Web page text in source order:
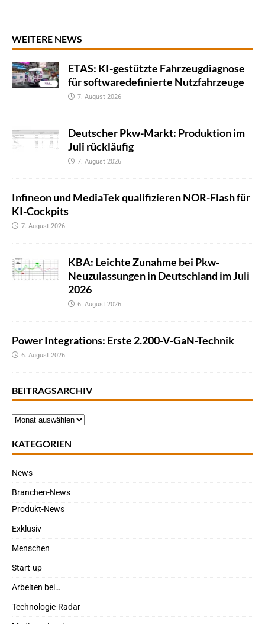
WEITERE NEWS
ETAS: KI-gestützte Fahrzeugdiagnose
für softwaredefinierte Nutzfahrzeuge
7. August 2026
Deutscher Pkw-Markt: Produktion im
Juli rückläufig
7. August 2026
Infineon und MediaTek qualifizieren NOR-Flash für
KI-Cockpits
7. August 2026
KBA: Leichte Zunahme bei Pkw-
Neuzulassungen in Deutschland im Juli
2026
6. August 2026
Power Integrations: Erste 2.200-V-GaN-Technik
6. August 2026
BEITRAGSARCHIV
KATEGORIEN
News
Branchen-News
Produkt-News
Exklusiv
Menschen
Start-up
Arbeiten bei…
Technologie-Radar